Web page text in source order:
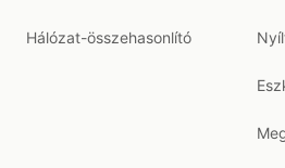
Hálózat-összehasonlító